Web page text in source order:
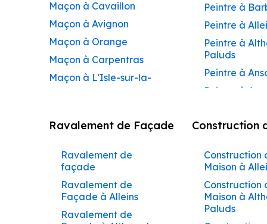
Maçon à Cavaillon
Maçon à Avignon
Maçon à Orange
Maçon à Carpentras
Maçon à L'Isle-sur-la-
Maçon à Pertuis
Maçon à Le Pontet
Maçon à Vaison-la-
Romaine
Maçon à Bollène
Peintre à
Peintre à
Peintre à
Paluds
Peintre à
Peintre à Apt
Peintre à
Peintre à
Peintre à
de-Pertuis
Peintre à
Ravalement de Façade
Ravalement de
façade
Ravalement de
Façade à Alleins
Ravalement de
Construction
Construction
Maison à
Construction
Maison à
Paluds